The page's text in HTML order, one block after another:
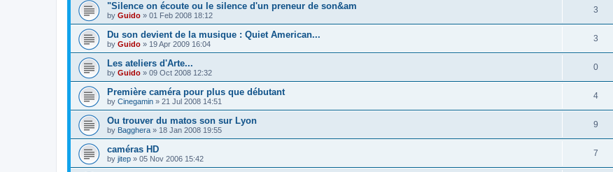
"Silence on écoute ou le silence d'un preneur de son&am
by Guido » 01 Feb 2008 18:12
3
Du son devient de la musique : Quiet American...
by Guido » 19 Apr 2009 16:04
3
Les ateliers d'Arte...
by Guido » 09 Oct 2008 12:32
0
Première caméra pour plus que débutant
by Cinegamin » 21 Jul 2008 14:51
4
Ou trouver du matos son sur Lyon
by Bagghera » 18 Jan 2008 19:55
9
caméras HD
by jitep » 05 Nov 2006 15:42
7